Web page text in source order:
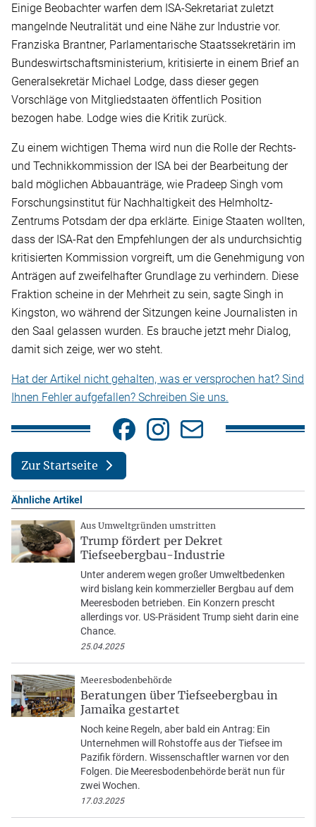
Einige Beobachter warfen dem ISA-Sekretariat zuletzt
mangelnde Neutralität und eine Nähe zur Industrie vor.
Franziska Brantner, Parlamentarische Staatssekretärin im
Bundeswirtschaftsministerium, kritisierte in einem Brief an
Generalsekretär Michael Lodge, dass dieser gegen
Vorschläge von Mitgliedstaaten öffentlich Position
bezogen habe. Lodge wies die Kritik zurück.
Zu einem wichtigen Thema wird nun die Rolle der Rechts-
und Technikkommission der ISA bei der Bearbeitung der
bald möglichen Abbauanträge, wie Pradeep Singh vom
Forschungsinstitut für Nachhaltigkeit des Helmholtz-
Zentrums Potsdam der dpa erklärte. Einige Staaten wollten,
dass der ISA-Rat den Empfehlungen der als undurchsichtig
kritisierten Kommission vorgreift, um die Genehmigung von
Anträgen auf zweifelhafter Grundlage zu verhindern. Diese
Fraktion scheine in der Mehrheit zu sein, sagte Singh in
Kingston, wo während der Sitzungen keine Journalisten in
den Saal gelassen wurden. Es brauche jetzt mehr Dialog,
damit sich zeige, wer wo steht.
Hat der Artikel nicht gehalten, was er versprochen hat? Sind
Ihnen Fehler aufgefallen? Schreiben Sie uns.
Zur Startseite
Ähnliche Artikel
Aus Umweltgründen umstritten
Trump fördert per Dekret
Tiefseebergbau-Industrie
Unter anderem wegen großer Umweltbedenken
wird bislang kein kommerzieller Bergbau auf dem
Meeresboden betrieben. Ein Konzern prescht
allerdings vor. US-Präsident Trump sieht darin eine
Chance.
25.04.2025
Meeresbodenbehörde
Beratungen über Tiefseebergbau in
Jamaika gestartet
Noch keine Regeln, aber bald ein Antrag: Ein
Unternehmen will Rohstoffe aus der Tiefsee im
Pazifik fördern. Wissenschaftler warnen vor den
Folgen. Die Meeresbodenbehörde berät nun für
zwei Wochen.
17.03.2025